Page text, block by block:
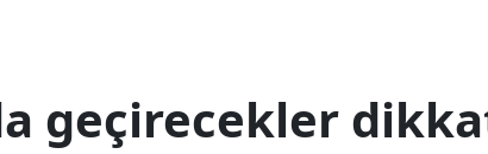
geçirecekler